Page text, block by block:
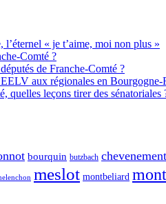
« je t’aime, moi non plus »
Comté ?
de Franche-Comté ?
aux régionales en Bourgogne-
quelles leçons tirer des sénatoriales
bourquin butzbach chevenement
meslot montbeliard